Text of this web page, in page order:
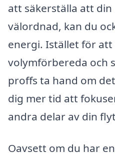
att säkerställa att
välordnad, kan du
energi. Istället för att
volymförbereda och
proffs ta hand om
dig mer tid att
andra delar av din
Oavsett om du har